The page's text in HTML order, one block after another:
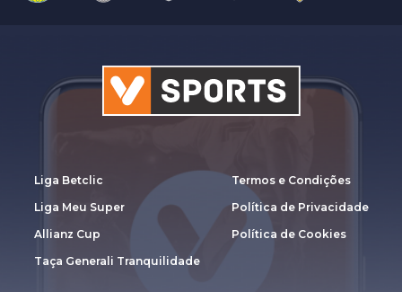
Liga Betclic
Liga Meu Super
Allianz Cup
Taça Generali Tranquilidade
Termos e Condições
Política de Privacidade
Política de Cookies